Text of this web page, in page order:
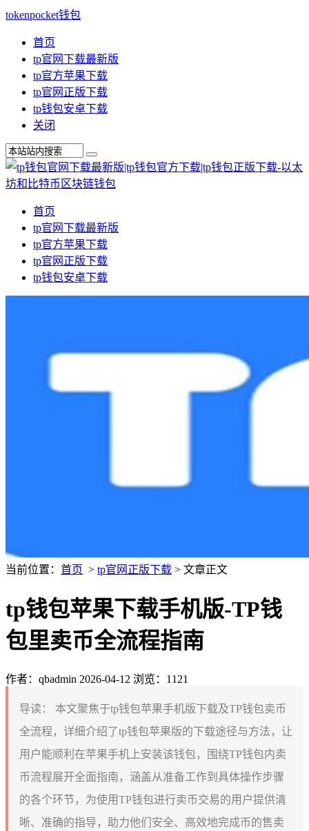
tokenpocket钱包
首页
tp官网下载最新版
tp官方苹果下载
tp官网正版下载
tp钱包安卓下载
关闭
首页
tp官网下载最新版
tp官方苹果下载
tp官网正版下载
tp钱包安卓下载
当前位置： 首页 > tp官网正版下载 > 文章正文
tp钱包苹果下载手机版-TP钱
包里卖币全流程指南
作者：qbadmin 2026-04-12 浏览：1121
导读：
本文聚焦于tp钱包苹果手机版下载及TP钱包卖币
全流程，详细介绍了tp钱包苹果版的下载途径与方法，让
用户能顺利在苹果手机上安装该钱包，围绕TP钱包内卖
币流程展开全面指南，涵盖从准备工作到具体操作步骤
的各个环节，为使用TP钱包进行卖币交易的用户提供清
晰、准确的指导，助力他们安全、高效地完成币的售卖